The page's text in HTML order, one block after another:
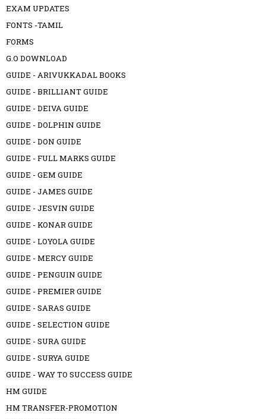
EXAM UPDATES
FONTS -TAMIL
FORMS
G.O DOWNLOAD
GUIDE - ARIVUKKADAL BOOKS
GUIDE - BRILLIANT GUIDE
GUIDE - DEIVA GUIDE
GUIDE - DOLPHIN GUIDE
GUIDE - DON GUIDE
GUIDE - FULL MARKS GUIDE
GUIDE - GEM GUIDE
GUIDE - JAMES GUIDE
GUIDE - JESVIN GUIDE
GUIDE - KONAR GUIDE
GUIDE - LOYOLA GUIDE
GUIDE - MERCY GUIDE
GUIDE - PENGUIN GUIDE
GUIDE - PREMIER GUIDE
GUIDE - SARAS GUIDE
GUIDE - SELECTION GUIDE
GUIDE - SURA GUIDE
GUIDE - SURYA GUIDE
GUIDE - WAY TO SUCCESS GUIDE
HM GUIDE
HM TRANSFER-PROMOTION